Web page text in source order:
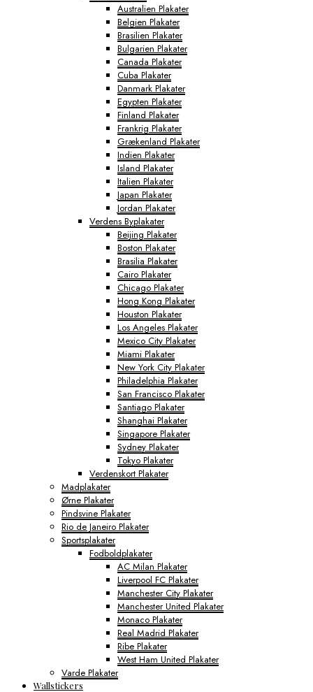
Australien Plakater
Belgien Plakater
Brasilien Plakater
Bulgarien Plakater
Canada Plakater
Cuba Plakater
Danmark Plakater
Egypten Plakater
Finland Plakater
Frankrig Plakater
Grækenland Plakater
Indien Plakater
Island Plakater
Italien Plakater
Japan Plakater
Jordan Plakater
Verdens Byplakater
Beijing Plakater
Boston Plakater
Brasilia Plakater
Cairo Plakater
Chicago Plakater
Hong Kong Plakater
Houston Plakater
Los Angeles Plakater
Mexico City Plakater
Miami Plakater
New York City Plakater
Philadelphia Plakater
San Francisco Plakater
Santiago Plakater
Shanghai Plakater
Singapore Plakater
Sydney Plakater
Tokyo Plakater
Verdenskort Plakater
Madplakater
Ørne Plakater
Pindsvine Plakater
Rio de Janeiro Plakater
Sportsplakater
Fodboldplakater
AC Milan Plakater
Liverpool FC Plakater
Manchester City Plakater
Manchester United Plakater
Monaco Plakater
Real Madrid Plakater
Ribe Plakater
West Ham United Plakater
Varde Plakater
Wallstickers